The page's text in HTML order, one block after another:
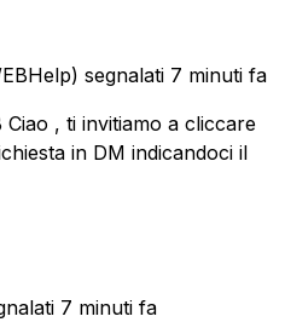
segnalati 7 minuti fa
Ciao , ti invitiamo a cliccare
in DM indicandoci il
7 minuti fa